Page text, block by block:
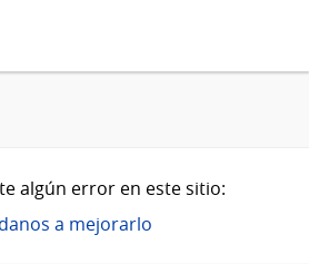
algún error en este sitio:
a mejorarlo